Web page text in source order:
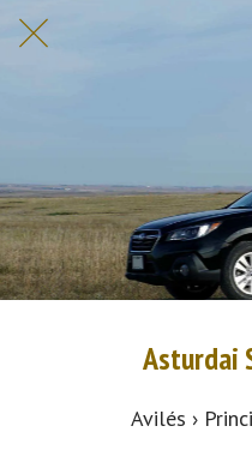
Asturdai
Avilés ›